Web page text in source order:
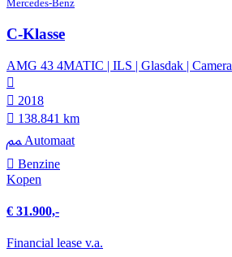
Mercedes-Benz
C-Klasse
AMG 43 4MATIC | ILS | Glasdak | Camera
2018
138.841 km
Automaat
Benzine
Kopen
€ 31.900,-
Financial lease v.a.